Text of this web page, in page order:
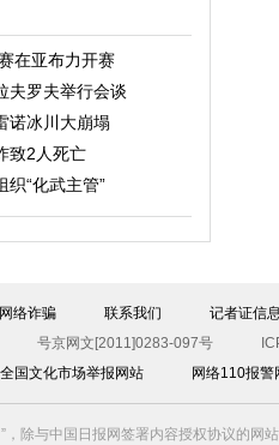
在亚布力开赛
夫罗夫举行会谈
诺冰川大崩塌
致2人死亡
织“化武主管”
络诈骗 联系我们
记者证信
号京网文[2011]0283-097号
国文化市场举报网站 网络110报警
除与中国日报网签署内容授权协议的网